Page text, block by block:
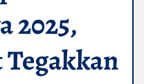
2025,